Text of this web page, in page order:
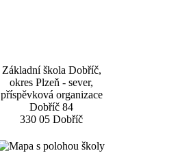
Základní škola Dobříč,
okres Plzeň - sever,
příspěvková organizace
Dobříč 84
330 05 Dobříč